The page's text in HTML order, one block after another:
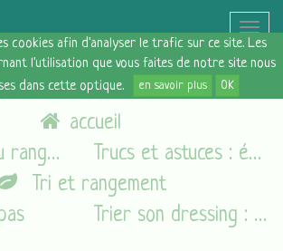
cookies afin d'analyser le trafic sur ce site. Les
l'utilisation que vous faites de notre site nous
dans cette optique.
en savoir plus OK
Toggle
accueil
Kondo
Trucs et astuces : épurer son intérieur
Tri et rangement
Trier son dressing : le style